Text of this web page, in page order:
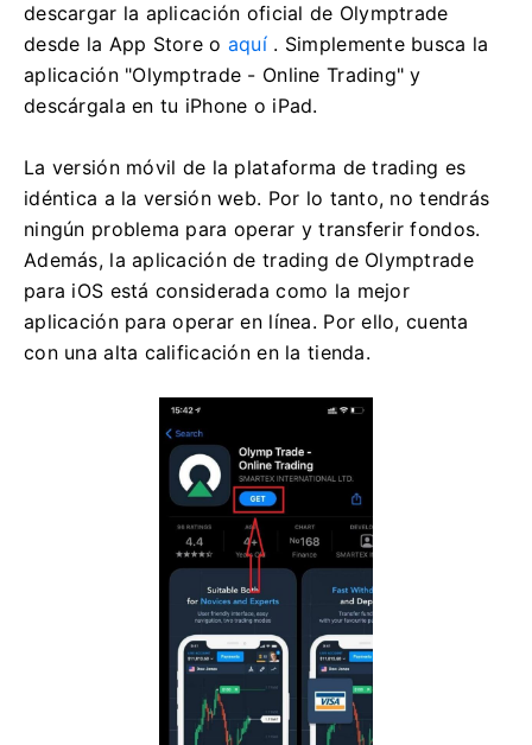
descargar la aplicación oficial de Olymptrade
desde la App Store o aquí . Simplemente busca la
aplicación "Olymptrade - Online Trading" y
descárgala en tu iPhone o iPad.
La versión móvil de la plataforma de trading es
idéntica a la versión web. Por lo tanto, no tendrás
ningún problema para operar y transferir fondos.
Además, la aplicación de trading de Olymptrade
para iOS está considerada como la mejor
aplicación para operar en línea. Por ello, cuenta
con una alta calificación en la tienda.